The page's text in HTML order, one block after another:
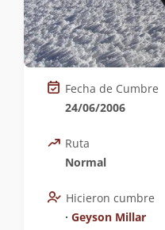
Fecha de Cumbre
24/06/2006
Ruta
Normal
Hicieron cumbre
∙ Geyson Millar